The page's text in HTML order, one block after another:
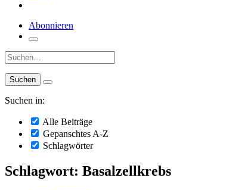
Abonnieren
Suche:
Suchen in:
Alle Beiträge
Gepanschtes A-Z
Schlagwörter
Schlagwort: Basalzellkrebs